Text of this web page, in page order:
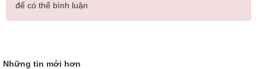
để có thể bình luận
Những tin mới hơn